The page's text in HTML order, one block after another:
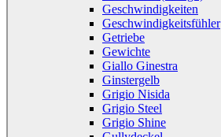
Geschwindigkeiten
Geschwindigkeitsfühler
Getriebe
Gewichte
Giallo Ginestra
Ginstergelb
Grigio Nisida
Grigio Steel
Grigio Shine